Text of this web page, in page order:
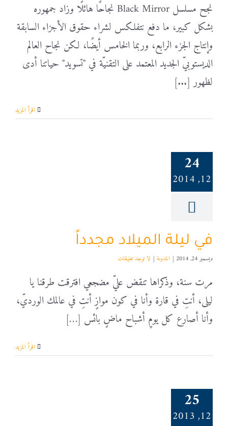
نجح مسلسل Black Mirror نجاحًا هائلًا وزاد جمهوره
بشكل كبير، ما دفع نتفلكس لشراء حقوق الأجزاء السابقة
وإنتاج الجزء الرابع، وربما الخامس أيضًا، لكن نجاح العالم
الديستوبيّ الجديد المعتمد على التقنيّة في "تسويد" حياتنا أدى
لظهور [...]
24
12, 2014
في ليلة الميلاد مجدداً
ديسمبر 24, 2014 | المدونة | لا توجد تعليقات
مرت سنة، وذكراها تنقض عليّ مضجعي افترقت طرقنا يا
ليلى، أنتِ في قارة وأنا في كون موازٍ أنتِ في عالمك الورديّ،
وأنا أصارع كل يومٍ أشباح ماضٍ بائس […]
25
12, 2013